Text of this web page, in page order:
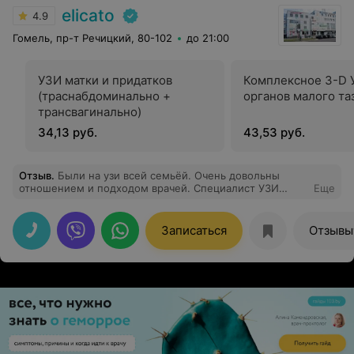
4.9 elicato
Гомель, пр-т Речицкий, 80-102 до 21:00
УЗИ матки и придатков
(траснабдоминально +
трансвагинально)
34,13 руб.
Комплексное 3-D
органов малого
43,53 руб.
Отзыв. Были на узи всей семьёй. Очень довольны
отношением и подходом врачей. Специалист УЗИ
рассказал и дал рекомендации. Интересно смотреть на
экране ход УЗИ)) Дети были под присмотром во время
моего осмотра, я была приятно удивлена. Рекомендую
всем, и сами придём не раз! Приятно, что открываются
такие мед центры. Процветания
Еще
Записаться Отзывы